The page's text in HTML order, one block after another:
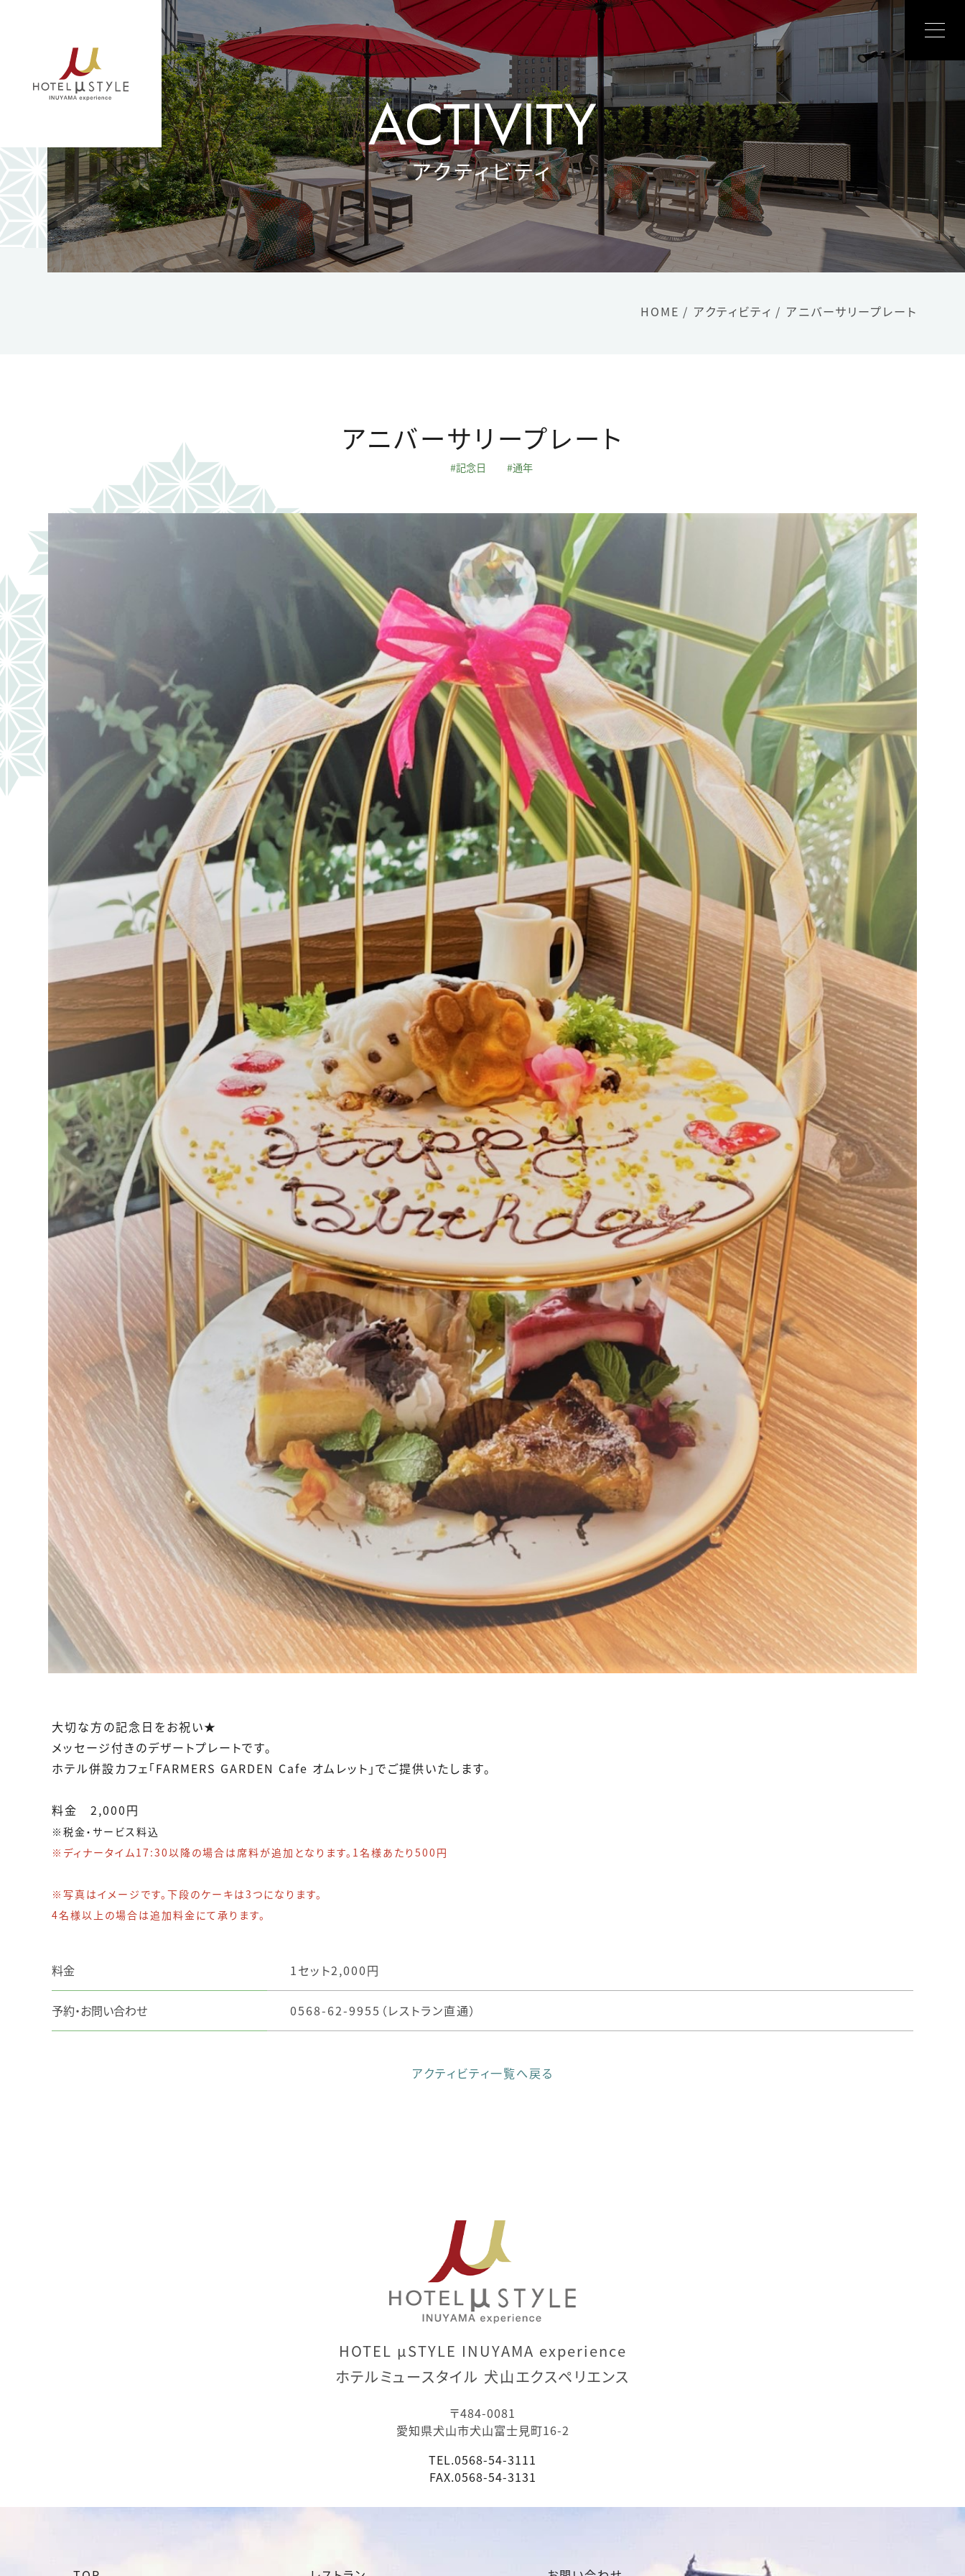
TOP 客室 レストラン
大浴場 館内施設 アクティビティ
マイページログイン 予約確認 予約の変更 キャンセル
TEL.0568-54-3111
ACTIVITY
アクティビティ
HOME アクティビティ アニバーサリープレート
アニバーサリープレート
記念日 通年
大切な方の記念日をお祝い★
メッセージ付きのデザートプレートです。
ホテル併設カフェ「FARMERS GARDEN Cafe オムレット」でご提供いたします。
料金 2,000円
※税金・サービス料込
※ディナータイム17:30以降の場合は席料が追加となります。1名様あたり500円
※写真はイメージです。下段のケーキは3つになります。
4名様以上の場合は追加料金にて承ります。
料金 1セット2,000円
予約・お問い合わせ 0568-62-9955（レストラン直通）
アクティビティ一覧へ戻る
HOTEL μSTYLE INUYAMA experience
ホテルミュースタイル 犬山エクスペリエンス
〒484-0081
愛知県犬山市犬山富士見町16-2
TEL.0568-54-3111
FAX.0568-54-3131